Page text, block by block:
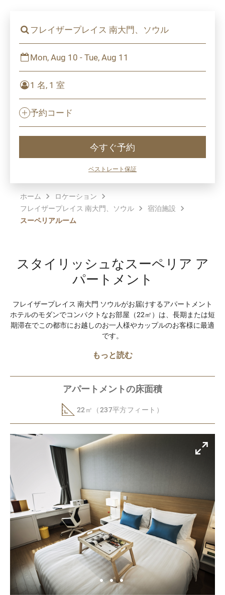
フレイザープレイス 南大門、ソウル
Mon, Aug 10 - Tue, Aug 11
1 名, 1 室
予約コード
今すぐ予約
ベストレート保証
ホーム
ロケーション
フレイザープレイス 南大門、ソウル
宿泊施設
スーペリアルーム
スタイリッシュなスーペリア ア
パートメント
フレイザープレイス 南大門 ソウルがお届けするアパートメント
ホテルのモダンでコンパクトなお部屋（22㎡）は、長期または短
期滞在でこの都市にお越しのお一人様やカップルのお客様に最適
です。
もっと読む
アパートメントの床面積
22㎡（237平方フィート）